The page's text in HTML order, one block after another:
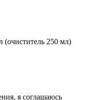
250 мл)
я соглашаюсь